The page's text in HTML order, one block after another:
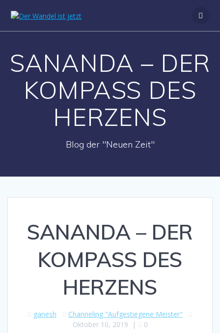
SANANDA – DER
KOMPASS DES
HERZENS
Blog der "Neuen Zeit"
SANANDA – DER
KOMPASS DES
HERZENS
ganesh
Channeling "Aufgestiegene Meister"
Oktober 10, 2019 | 0